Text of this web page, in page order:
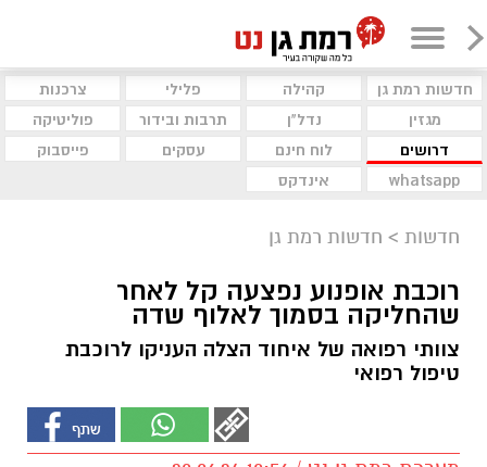
חדשות רמת גן קהילה פלילי
צרכנות
מגזין
נדל"ן תרבות ובידור
פוליטיקה
דרושים
לוח חינם עסקים
פייסבוק
whatsapp
אינדקס
חדשות > חדשות רמת גן
רוכבת אופנוע נפצעה קל לאחר
שהחליקה בסמוך לאלוף שדה
צוותי רפואה של איחוד הצלה העניקו לרוכבת
טיפול רפואי